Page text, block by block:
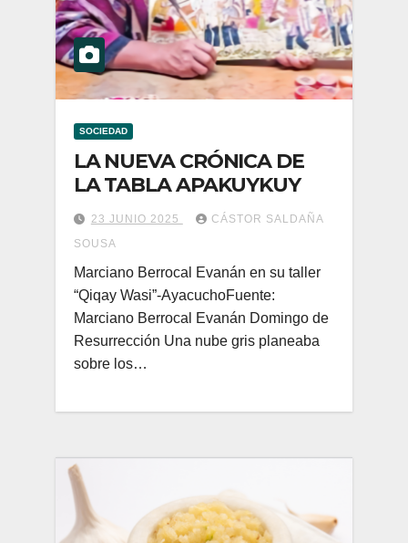
SOCIEDAD
LA NUEVA CRÓNICA DE
LA TABLA APAKUYKUY
23 JUNIO 2025
CÁSTOR SALDAÑA
SOUSA
Marciano Berrocal Evanán en su taller
“Qiqay Wasi”-AyacuchoFuente:
Marciano Berrocal Evanán Domingo de
Resurrección Una nube gris planeaba
sobre los…